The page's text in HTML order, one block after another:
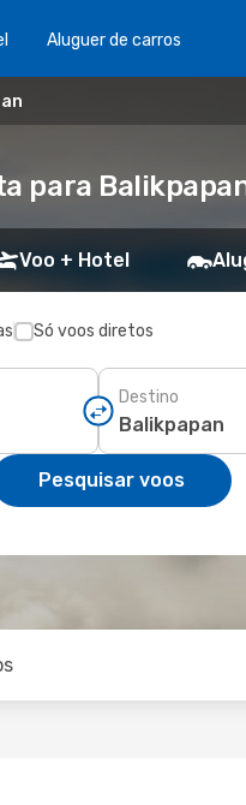
Aluguer de carros
para
Voo + Hotel
Só voos diretos
Destino
Pesquisar voos